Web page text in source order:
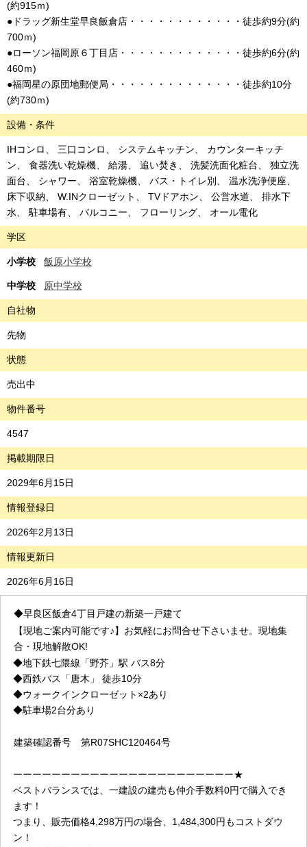
(約915ｍ)
●ドラッグ新生堂早良飯倉店・・・・・・・・・・・・徒歩約9分(約
700ｍ)
●ローソン福岡原６丁目店・・・・・・・・・・・・・徒歩約6分(約
460ｍ)
●福岡星の原団地郵便局・・・・・・・・・・・・・・徒歩約10分
(約730ｍ)
設備・条件
IHコンロ 三口コンロ システムキッチン
カウンターキッチ
ン
食器洗い乾燥機 給湯 追い焚き 洗髪洗面化粧台
独立洗
面台
シャワー 浴室乾燥機 バス・トイレ別
温水洗浄便座
床下収納
W.INクローゼット TVドアホン 公営水道
排水下
水
駐車場有 バルコニー フローリング オール電化
学区
小学校 飯原小学校
中学校 原中学校
自社物
先物
状態
売出中
物件番号
4547
掲載期限日
2029年6月15日
情報登録日
2026年2月13日
情報更新日
2026年6月16日
◆早良区飯倉4丁目戸建の新築一戸建て
【現地ご案内可能です♪】お気軽にお問合せ下さいませ。現地集
合・現地解散OK!
◆地下鉄七隈線「野芥」駅 バス8分
◆西鉄バス「唐木」 徒歩10分
◆ウォークインクローゼット×2あり
◆駐車場2台分あり
建築確認番号 第R07SHC120464号
ーーーーーーーーーーーーーーーーーーーーーーー★
ベストバランスでは、一建設の建売も仲介手数料0円で購入でき
ます！
つまり、販売価格4,298万円の場合、1,484,300円もコストダウ
ン！